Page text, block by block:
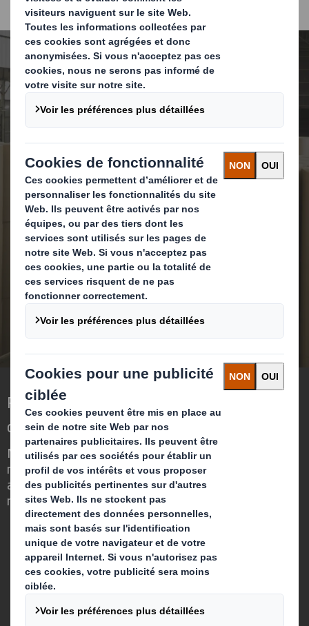
Une grande expérience
dans un large éventail
de secteurs
EN SAVOIR PLUS
Repenser l’emballage pour un monde qui
change
Nous faisons la différence parce que
nous avons su voir en quoi l'emballage
avait un rôle important à jouer dans le
monde qui nous entoure.
Qui sommes-nous ?
A propos
Produits & Services